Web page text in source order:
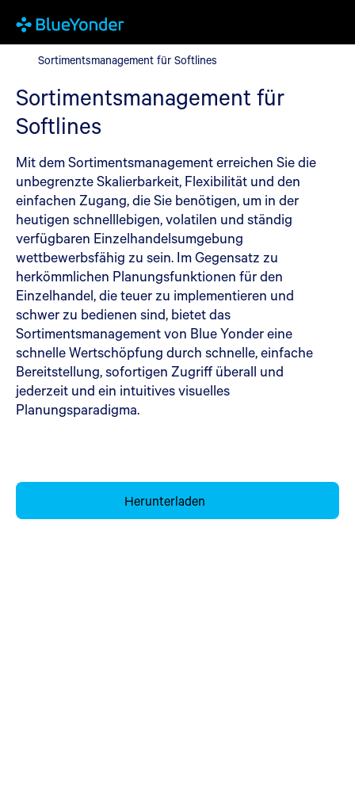
Sortimentsmanagement für Softlines
Sortimentsmanagement für Softlines
Sortimentsmanagement für
Softlines
Mit dem Sortimentsmanagement erreichen Sie die
unbegrenzte Skalierbarkeit, Flexibilität und den
einfachen Zugang, die Sie benötigen, um in der
heutigen schnelllebigen, volatilen und ständig
verfügbaren Einzelhandelsumgebung
wettbewerbsfähig zu sein. Im Gegensatz zu
herkömmlichen Planungsfunktionen für den
Einzelhandel, die teuer zu implementieren und
schwer zu bedienen sind, bietet das
Sortimentsmanagement von Blue Yonder eine
schnelle Wertschöpfung durch schnelle, einfache
Bereitstellung, sofortigen Zugriff überall und
jederzeit und ein intuitives visuelles
Planungsparadigma.
Herunterladen